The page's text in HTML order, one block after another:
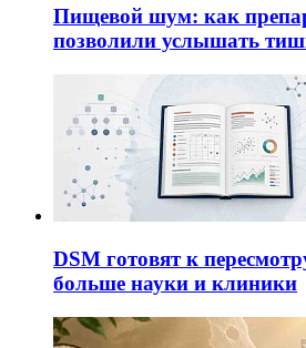
Пищевой шум: как
позволили услышать
DSM готовят к
больше науки и клиники